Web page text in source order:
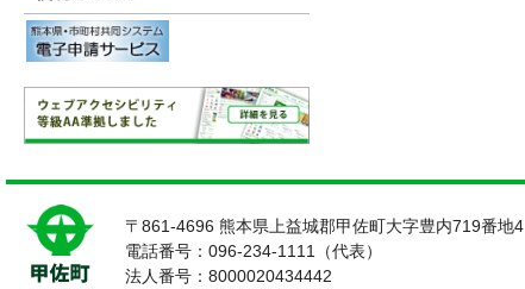
〒861-4696 熊本県上益城郡甲佐町大字豊内719番地4
電話番号：096-234-1111（代表）
法人番号：8000020434442